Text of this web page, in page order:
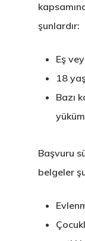
şunlardır:
Eş
18
Bazı
Başvuru
belgeler